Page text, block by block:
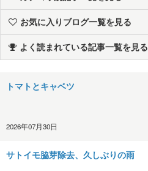
お気に入りブログ一覧を見る
よく読まれている記事一覧を見る
トマトとキャベツ
2026年07月30日
サトイモ脇芽除去、久しぶりの雨